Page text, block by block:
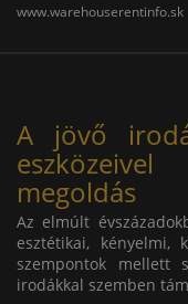
www.warehouserentinfo.sk
A jövő
megoldás
Az elmúlt
esztétikai, kényelmi,
szempontok mellett
irodákkal szemben